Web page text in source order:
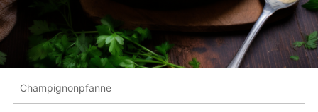
Champignonpfanne